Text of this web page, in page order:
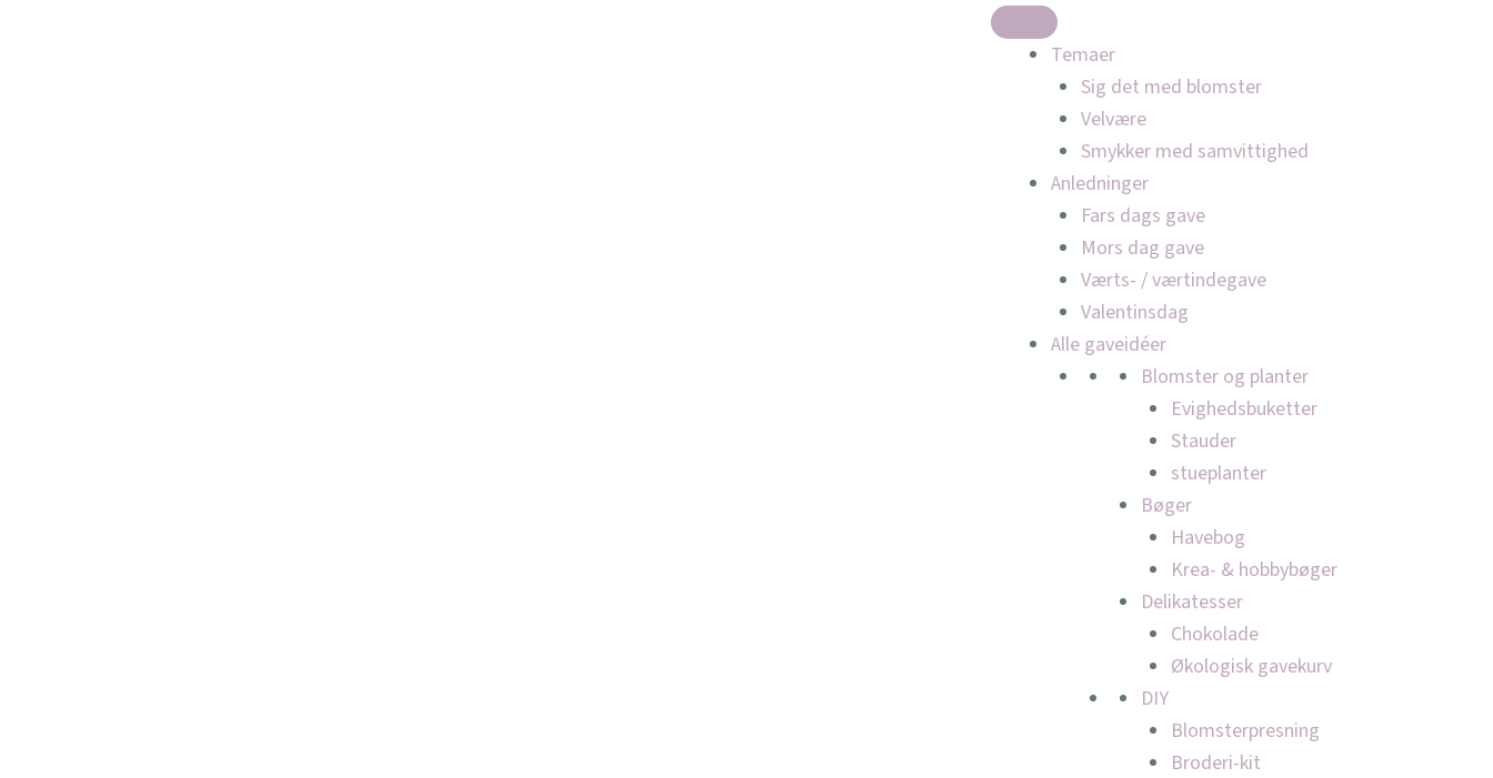
Temaer
Sig det med blomster
Velvære
Smykker med samvittighed
Anledninger
Fars dags gave
Mors dag gave
Værts- / værtindegave
Valentinsdag
Alle gaveidéer
Blomster og planter
Evighedsbuketter
Stauder
stueplanter
Bøger
Havebog
Krea- & hobbybøger
Delikatesser
Chokolade
Økologisk gavekurv
DIY
Blomsterpresning
Broderi-kit